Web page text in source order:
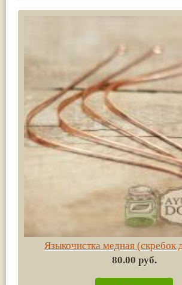
Языкочистка медная (скребок
80.00 руб.